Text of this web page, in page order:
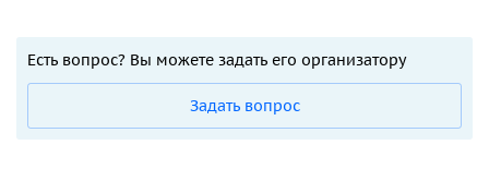
Есть вопрос? Вы можете задать его организатору
Задать вопрос